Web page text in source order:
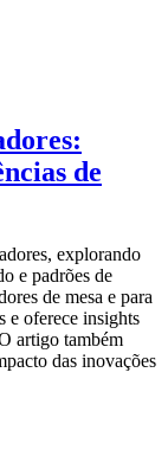
de
explorando
e padrões de
de mesa e para
e oferece insights
artigo também
das inovações